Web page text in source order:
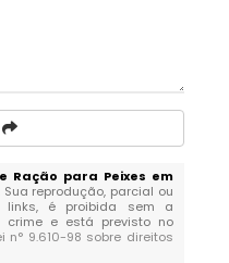
Ração para Peixes em
reprodução, parcial ou
links, é proibida sem a
crime e está previsto no
n° 9.610-98 sobre direitos